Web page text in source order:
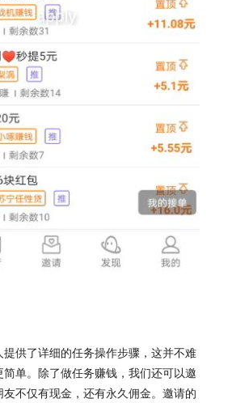
供了详细的任务操作步骤，这并不难
单。除了做任务赚钱，我们还可以邀
不仅有现金，还有永久佣金。邀请的